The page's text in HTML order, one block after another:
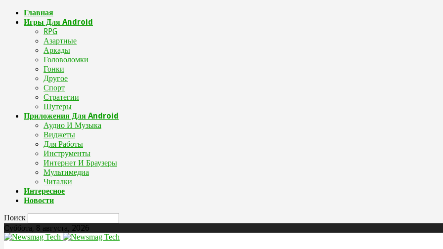
Главная
Игры Для Android
RPG
Азартные
Аркады
Головоломки
Гонки
Другое
Спорт
Стратегии
Шутеры
Приложения Для Android
Аудио И Музыка
Виджеты
Для Работы
Инструменты
Интернет И Браузеры
Мультимедиа
Читалки
Интересное
Новости
Поиск
Суббота, 8 августа, 2026